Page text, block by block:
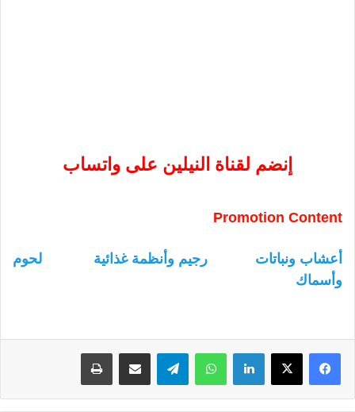
إنضم لقناة النيلين على واتساب
Promotion Content
أعشاب ونباتات رجيم وأنظمة غذائية
لحوم
وأسماك
لينكدإن واتساب